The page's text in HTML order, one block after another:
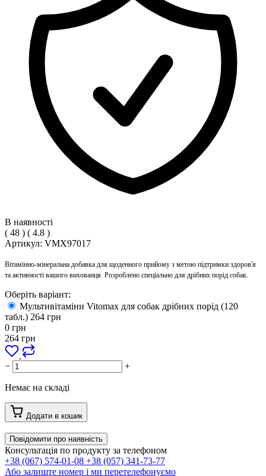
В наявності
( 48 ) ( 4.8 )
Артикул: VMX97017
Вітамінно-мінеральна добавка для щоденного прийому з метою підтримки здоров'я
та активності вашого вихованця. Розроблено спеціально для дрібних порід собак.
Оберіть варіант:
Мультивітаміни Vitomax для собак дрібних порід (120
табл.) 264 грн
0 грн
264 грн
− +
Немає на складі
Додати в кошик
Повідомити про наявність
Консультація по продукту за телефоном
+38 (067) 574-01-08 +38 (057) 341-73-77
Або залиште номер і ми перетелефонуємо